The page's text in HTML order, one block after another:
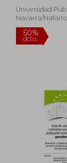
Occidental
Publik
Universidad
Navarra/
Unibertsitate
2019, Tapa